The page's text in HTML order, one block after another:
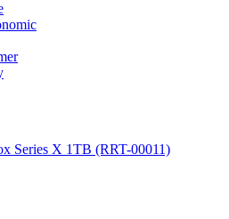
Series X 1TB (RRT-00011)